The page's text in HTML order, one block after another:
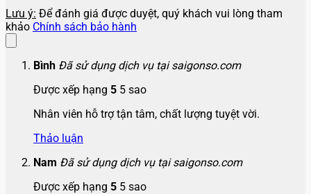
Lưu ý: Để đánh giá được duyệt, quý khách vui lòng tham
khảo Chính sách bảo hành
Bình Đã sử dụng dịch vụ tại saigonso.com
Được xếp hạng 5 5 sao
Nhân viên hỗ trợ tận tâm, chất lượng tuyệt vời.
Thảo luận
Nam Đã sử dụng dịch vụ tại saigonso.com
Được xếp hạng 5 5 sao